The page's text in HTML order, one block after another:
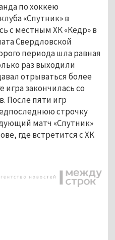
по хоккею
«Спутник» в
с местным ХК «Кедр» в
Свердловской
периода шла равная
раз выходили
отрываться более
игра закончилась со
После пяти игр
строчку
матч «Спутник»
где встретится с ХК